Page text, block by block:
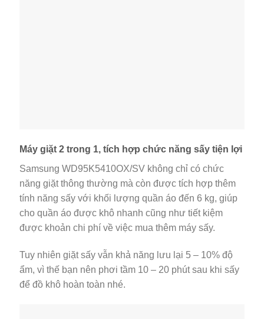
Máy giặt 2 trong 1, tích hợp chức năng sấy tiện lợi
Samsung WD95K5410OX/SV không chỉ có chức
năng giặt thông thường mà còn được tích hợp thêm
tính năng sấy với khối lượng quần áo đến 6 kg, giúp
cho quần áo được khô nhanh cũng như tiết kiệm
được khoản chi phí về việc mua thêm máy sấy.
Tuy nhiên giặt sấy vẫn khả năng lưu lại 5 – 10% độ
ẩm, vì thế bạn nên phơi tầm 10 – 20 phút sau khi sấy
để đồ khô hoàn toàn nhé.